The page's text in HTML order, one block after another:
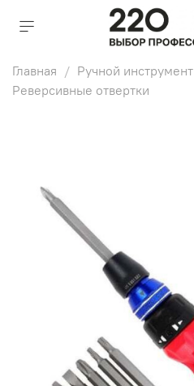
Главная Ручной инструмент
Реверсивные отвертки